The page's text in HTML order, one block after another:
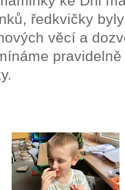
ředkvičky
věcí a